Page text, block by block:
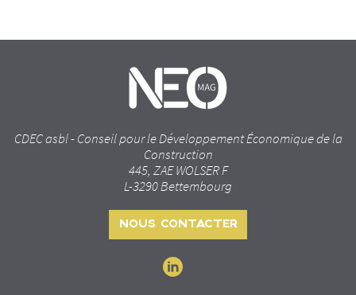
CDEC asbl - Conseil pour le Développement Économique de la
Construction
445, ZAE WOLSER F
L-3290 Bettembourg
NOUS CONTACTER